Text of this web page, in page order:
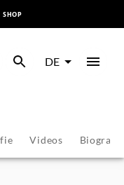
SHOP
DE
Videos Biografie